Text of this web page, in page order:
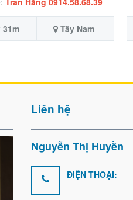
31m Tây Nam
Liên hệ
Nguyễn Thị Huyền
ĐIỆN THOẠI: